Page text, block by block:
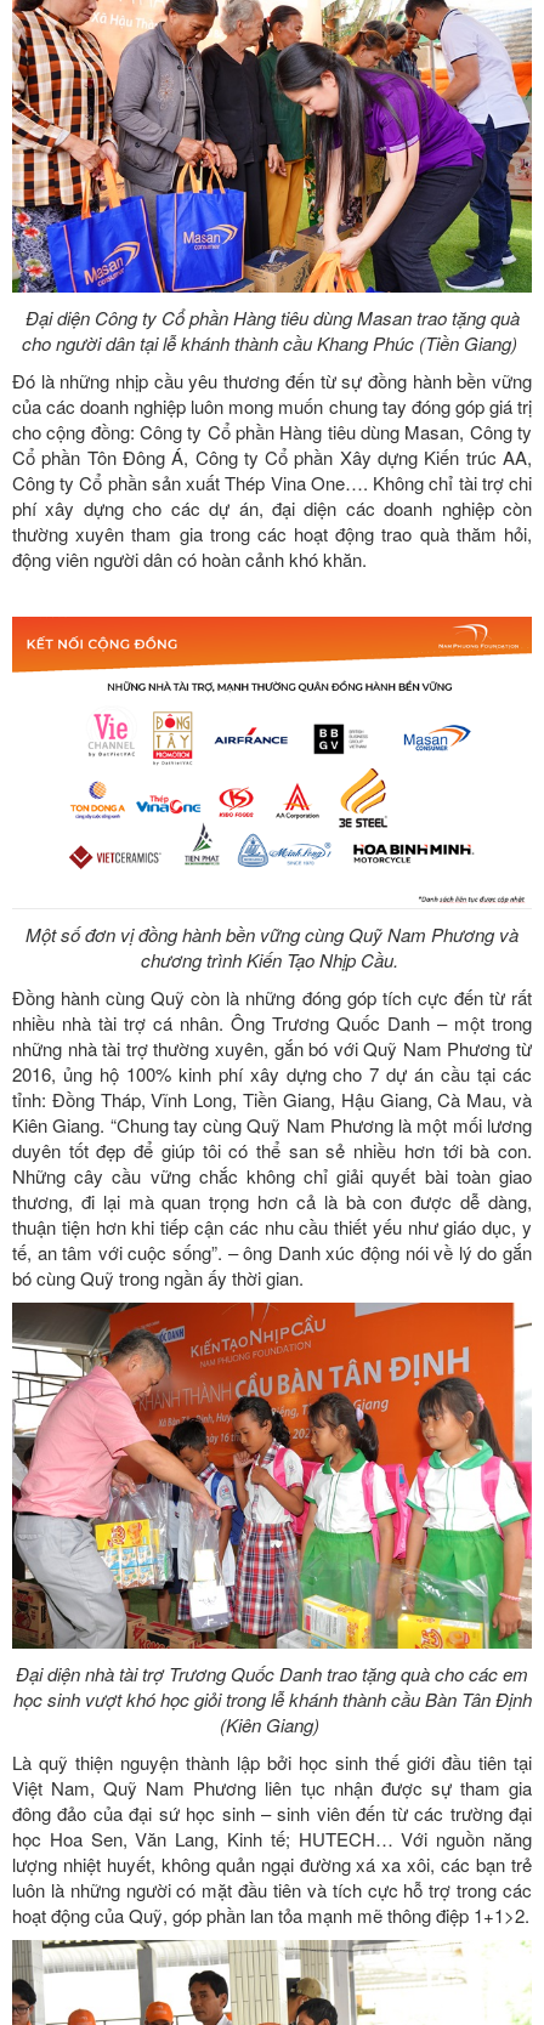
Đại diện Công ty Cổ phần Hàng tiêu dùng Masan trao tặng quà
cho người dân tại lễ khánh thành cầu Khang Phúc (Tiền Giang)
Đó là những nhịp cầu yêu thương đến từ sự đồng hành bền vững
của các doanh nghiệp luôn mong muốn chung tay đóng góp giá trị
cho cộng đồng: Công ty Cổ phần Hàng tiêu dùng Masan, Công ty
Cổ phần Tôn Đông Á, Công ty Cổ phần Xây dựng Kiến trúc AA,
Công ty Cổ phần sản xuất Thép Vina One…. Không chỉ tài trợ chi
phí xây dựng cho các dự án, đại diện các doanh nghiệp còn
thường xuyên tham gia trong các hoạt động trao quà thăm hỏi,
động viên người dân có hoàn cảnh khó khăn.
Một số đơn vị đồng hành bền vững cùng Quỹ Nam Phương và
chương trình Kiến Tạo Nhịp Cầu.
Đồng hành cùng Quỹ còn là những đóng góp tích cực đến từ rất
nhiều nhà tài trợ cá nhân. Ông Trương Quốc Danh – một trong
những nhà tài trợ thường xuyên, gắn bó với Quỹ Nam Phương từ
2016, ủng hộ 100% kinh phí xây dựng cho 7 dự án cầu tại các
tỉnh: Đồng Tháp, Vĩnh Long, Tiền Giang, Hậu Giang, Cà Mau, và
Kiên Giang. “Chung tay cùng Quỹ Nam Phương là một mối lương
duyên tốt đẹp để giúp tôi có thể san sẻ nhiều hơn tới bà con.
Những cây cầu vững chắc không chỉ giải quyết bài toàn giao
thương, đi lại mà quan trọng hơn cả là bà con được dễ dàng,
thuận tiện hơn khi tiếp cận các nhu cầu thiết yếu như giáo dục, y
tế, an tâm với cuộc sống”. – ông Danh xúc động nói về lý do gắn
bó cùng Quỹ trong ngần ấy thời gian.
Đại diện nhà tài trợ Trương Quốc Danh trao tặng quà cho các em
học sinh vượt khó học giỏi trong lễ khánh thành cầu Bàn Tân Định
(Kiên Giang)
Là quỹ thiện nguyện thành lập bởi học sinh thế giới đầu tiên tại
Việt Nam, Quỹ Nam Phương liên tục nhận được sự tham gia
đông đảo của đại sứ học sinh – sinh viên đến từ các trường đại
học Hoa Sen, Văn Lang, Kinh tế; HUTECH… Với nguồn năng
lượng nhiệt huyết, không quản ngại đường xá xa xôi, các bạn trẻ
luôn là những người có mặt đầu tiên và tích cực hỗ trợ trong các
hoạt động của Quỹ, góp phần lan tỏa mạnh mẽ thông điệp 1+1>2.